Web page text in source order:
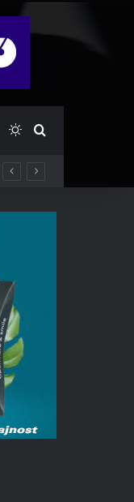
Switch skin
Išči